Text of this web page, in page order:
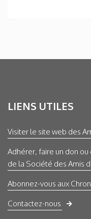
LIENS UTILES
Visiter le site web des
Adhérer, faire un don
de la Société des Amis
Abonnez-vous aux
Contactez-nous